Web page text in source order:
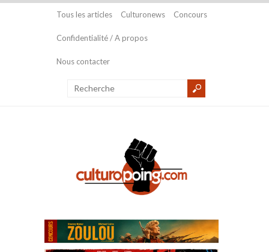
Tous les articles Culturonews Concours
Confidentialité / A propos
Nous contacter